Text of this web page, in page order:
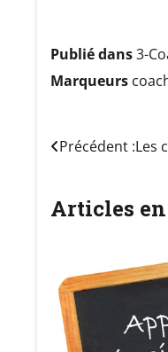
Publié dans3-
Marqueurs
l’article
Précédent :Les
Articles